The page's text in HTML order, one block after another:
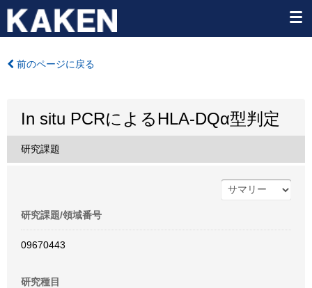
前のページに戻る
In situ PCRによるHLA-DQα型判定
研究課題
研究課題/領域番号
09670443
研究種目